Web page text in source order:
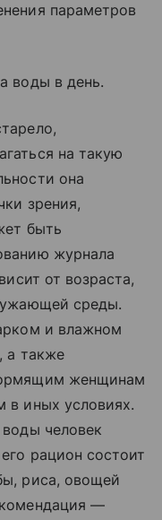
параметров
воды в день.
на такую
она
зрения,
быть
журнала
от возраста,
среды.
и влажном
а также
женщинам
иных условиях.
человек
рацион состоит
риса, овощей
—